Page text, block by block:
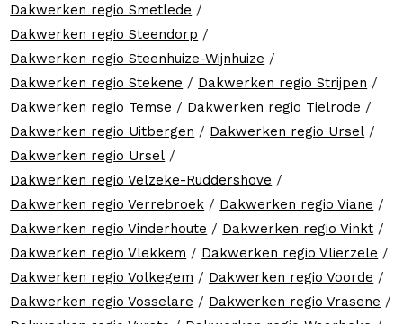
Dakwerken regio Smetlede /
Dakwerken regio Steendorp /
Dakwerken regio Steenhuize-Wijnhuize /
Dakwerken regio Stekene / Dakwerken regio Strijpen /
Dakwerken regio Temse / Dakwerken regio Tielrode /
Dakwerken regio Uitbergen / Dakwerken regio Ursel /
Dakwerken regio Ursel /
Dakwerken regio Velzeke-Ruddershove /
Dakwerken regio Verrebroek / Dakwerken regio Viane /
Dakwerken regio Vinderhoute / Dakwerken regio Vinkt /
Dakwerken regio Vlekkem / Dakwerken regio Vlierzele /
Dakwerken regio Volkegem / Dakwerken regio Voorde /
Dakwerken regio Vosselare / Dakwerken regio Vrasene /